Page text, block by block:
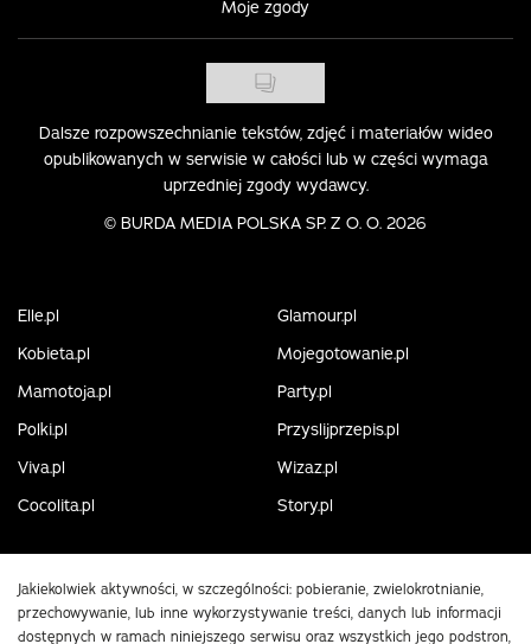
Moje zgody
Dalsze rozpowszechnianie tekstów, zdjęć i materiałów wideo
opublikowanych w serwisie w całości lub w części wymaga
uprzedniej zgody wydawcy.
© BURDA MEDIA POLSKA SP. Z O. O. 2026
Elle.pl
Glamour.pl
Kobieta.pl
Mojegotowanie.pl
Mamotoja.pl
Party.pl
Polki.pl
Przyslijprzepis.pl
Viva.pl
Wizaz.pl
Cocolita.pl
Story.pl
Jakiekolwiek aktywności, w szczególności: pobieranie, zwielokrotnianie,
przechowywanie, lub inne wykorzystywanie treści, danych lub informacji
dostępnych w ramach niniejszego serwisu oraz wszystkich jego podstron,